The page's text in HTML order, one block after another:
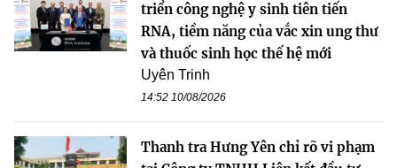
triển công nghệ y sinh tiên tiến
RNA, tiềm năng của vắc xin ung thư
và thuốc sinh học thế hệ mới
Uyên Trinh
14:52 10/08/2026
Thanh tra Hưng Yên chỉ rõ vi phạm